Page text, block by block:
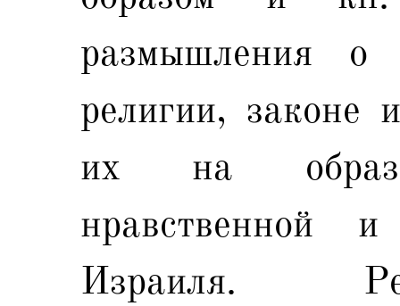
размышления о
религии, законе
их на
нравственной
Израиля.